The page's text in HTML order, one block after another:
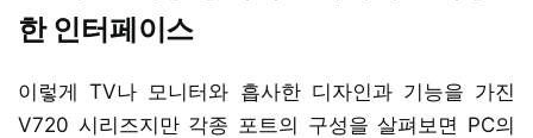
한 인터페이스
이렇게 TV나 모니터와 흡사한 디자인과 기능을 가진
V720 시리즈지만 각종 포트의 구성을 살펴보면 PC의